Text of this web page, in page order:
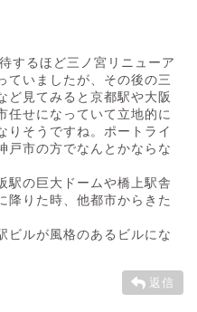
するほど三ノ宮リニューア
ていましたが、その後の三
ど見てみると京都駅や大阪
任せになっていて立地的に
りそうですね。ポートライ
戸市の方でなんとかならな
駅の巨大ドームや橋上駅舎
降りた時、他都市からきた
ビルが風格のあるビルにな
返信